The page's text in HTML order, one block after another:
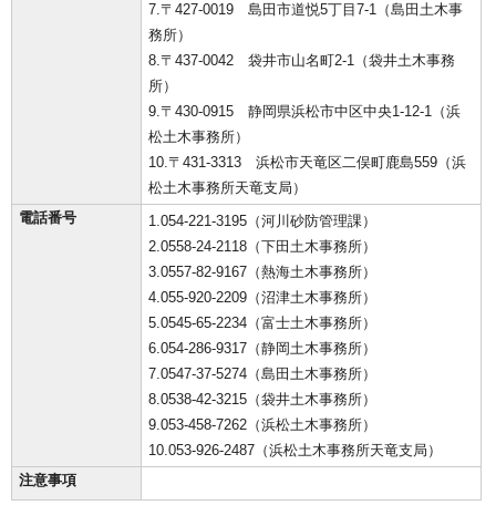
7.〒427-0019 島田市道悦5丁目7-1（島田土木事
務所）
8.〒437-0042 袋井市山名町2-1（袋井土木事務
所）
9.〒430-0915 静岡県浜松市中区中央1-12-1（浜
松土木事務所）
10.〒431-3313 浜松市天竜区二俣町鹿島559（浜
松土木事務所天竜支局）
電話番号
1.054-221-3195（河川砂防管理課）
2.0558-24-2118（下田土木事務所）
3.0557-82-9167（熱海土木事務所）
4.055-920-2209（沼津土木事務所）
5.0545-65-2234（富士土木事務所）
6.054-286-9317（静岡土木事務所）
7.0547-37-5274（島田土木事務所）
8.0538-42-3215（袋井土木事務所）
9.053-458-7262（浜松土木事務所）
10.053-926-2487（浜松土木事務所天竜支局）
注意事項